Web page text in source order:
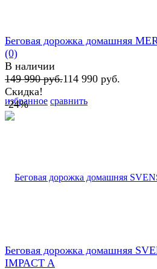
избранное сравнить
Беговая дорожка домашняя
(0)
В наличии
149 990 руб.114 990 руб.
Скидка!
-24%
Беговая дорожка домашняя
IMPACT A